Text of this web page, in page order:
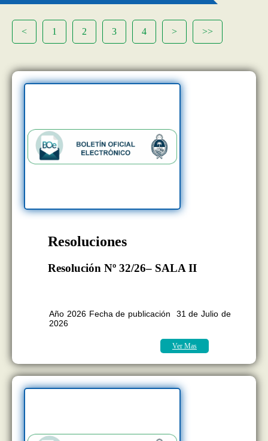
< 1 2 3 4 > >>
Resoluciones
Resolución Nº 32/26– SALA II
Año 2026 Fecha de publicación 31 de Julio de
2026
Ver Mas